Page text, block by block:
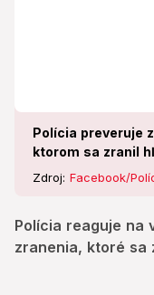
Polícia preveruje
ktorom sa zranil
Zdroj: Facebook/
Polícia reaguje na
zranenia, ktoré sa